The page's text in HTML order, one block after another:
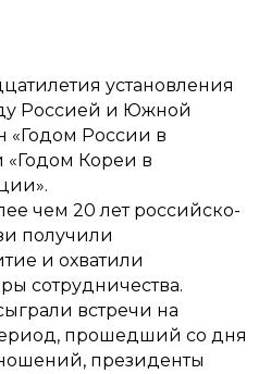
установления
Россией и Южной
«Годом России в
«Годом Кореи в
чем 20 лет российско-
получили
и охватили
сотрудничества.
встречи на
прошедший со дня
президенты